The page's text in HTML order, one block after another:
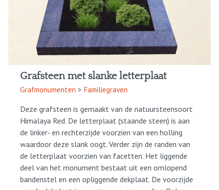
Grafsteen met slanke letterplaat
Grafmonumenten > Familiegraven
Deze grafsteen is gemaakt van de natuursteensoort
Himalaya Red. De letterplaat (staande steen) is aan
de linker- en rechterzijde voorzien van een holling
waardoor deze slank oogt. Verder zijn de randen van
de letterplaat voorzien van facetten. Het liggende
deel van het monument bestaat uit een omlopend
bandenstel en een opliggende dekplaat. De voorzijde